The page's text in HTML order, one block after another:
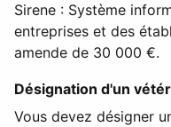
Sirene : Système
entreprises et des
amende de 30 000 €.
Désignation d'un
Vous devez désigner